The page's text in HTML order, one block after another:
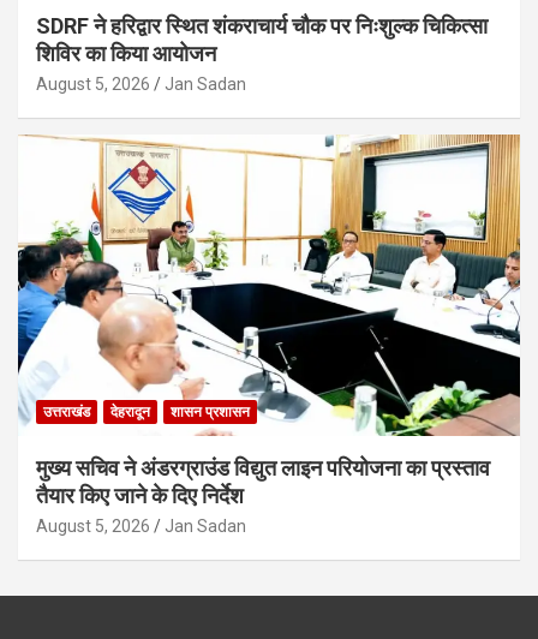
SDRF ने हरिद्वार स्थित शंकराचार्य चौक पर निःशुल्क चिकित्सा
शिविर का किया आयोजन
August 5, 2026 Jan Sadan
उत्तराखंड देहरादून शासन प्रशासन
मुख्य सचिव ने अंडरग्राउंड विद्युत लाइन परियोजना का प्रस्ताव
तैयार किए जाने के दिए निर्देश
August 5, 2026 Jan Sadan